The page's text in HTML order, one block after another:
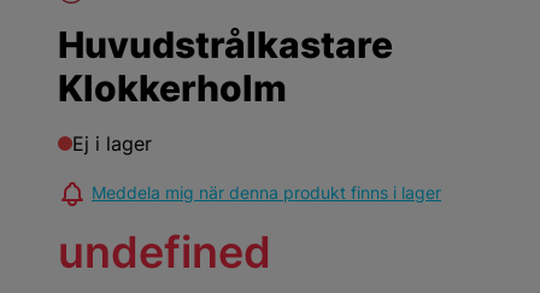
Huvudstrålkastare
Klokkerholm
Ej i lager
Meddela mig när denna produkt finns i lager
undefined